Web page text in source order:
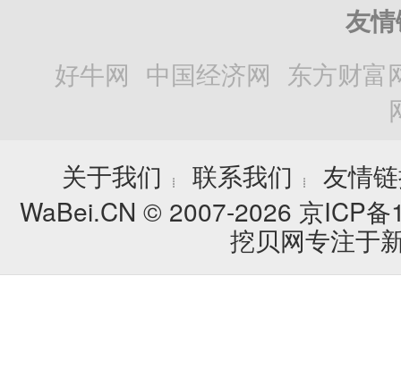
友
好牛网 中国经济网 东方财富
关于我们
┊ 联系我们 ┊
友情
WaBei.CN © 2007-2026 京ICP
挖贝网专注于